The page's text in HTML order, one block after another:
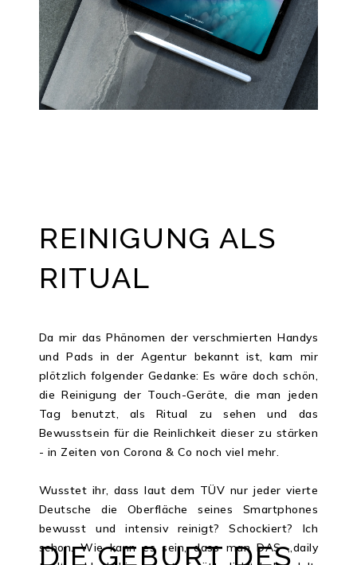
DIE GEBURT DES
REINIGUNG ALS
RITUAL
Da mir das Phänomen der verschmierten Handys
und Pads in der Agentur bekannt ist, kam mir
plötzlich folgender Gedanke: Es wäre doch schön,
die Reinigung der Touch-Geräte, die man jeden
Tag benutzt, als Ritual zu sehen und das
Bewusstsein für die Reinlichkeit dieser zu stärken
- in Zeiten von Corona & Co noch viel mehr.
Wusstet ihr, dass laut dem TÜV nur jeder vierte
Deutsche die Oberfläche seines Smartphones
bewusst und intensiv reinigt? Schockiert? Ich
schon. Wie kann es sein, dass man DAS „daily